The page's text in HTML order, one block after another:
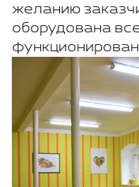
желанию
оборудована